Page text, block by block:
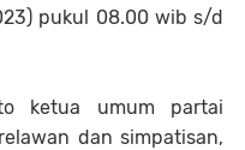
pukul 08.00 wib s/d
ketua umum partai
dan simpatisan,